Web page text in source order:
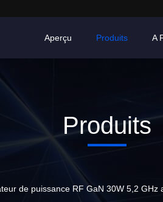
Aperçu Produits A
Produits
de puissance RF GaN 30W 5,2